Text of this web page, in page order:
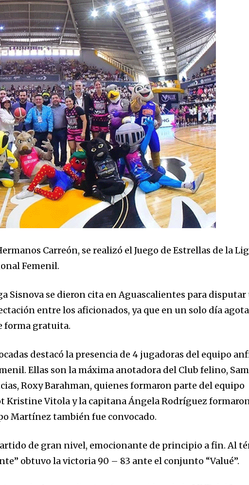
Carreón, se realizó el Juego de Estrellas de la
Femenil.
Sisnova se dieron cita en Aguascalientes para disputar
entre los aficionados, ya que en un solo día
forma gratuita.
destacó la presencia de 4 jugadoras del equipo
Ellas son la máxima anotadora del Club felino, Sam
Roxy Barahman, quienes formaron parte del equipo
Kristine Vitola y la capitana Ángela Rodríguez
Martínez también fue convocado.
de gran nivel, emocionante de principio a fin. Al
obtuvo la victoria 90 – 83 ante el conjunto “Valué”.